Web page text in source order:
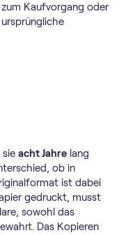
Kaufvorgang oder
sie acht Jahre lang
ob in
ist dabei
gedruckt, musst
sowohl das
Das Kopieren